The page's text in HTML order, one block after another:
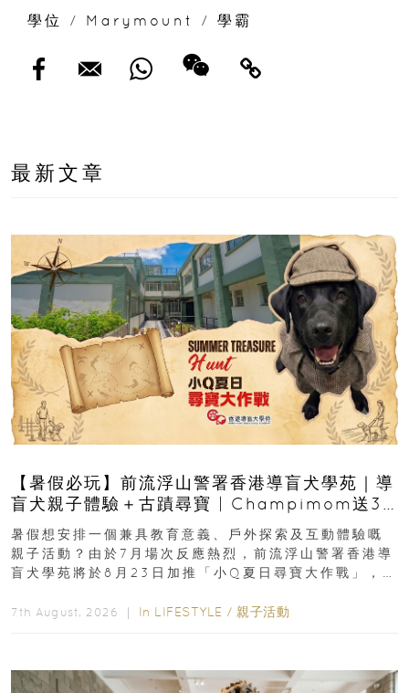
學位
/ Marymount / 學霸
最新文章
【暑假必玩】前流浮山警署香港導盲犬學苑｜導
盲犬親子體驗＋古蹟尋寶 | Champimom送3
組免費名額
暑假想安排一個兼具教育意義、戶外探索及互動體驗嘅
親子活動？由於7月場次反應熱烈，前流浮山警署香港導
盲犬學苑將於8月23日加推「小Q夏日尋寶大作戰」，家
7th August, 2026 ｜ In LIFESTYLE / 親子活動